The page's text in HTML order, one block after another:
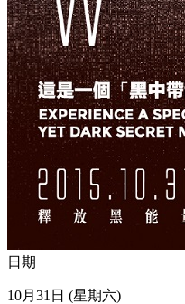
日期
10月31日 (星期六)